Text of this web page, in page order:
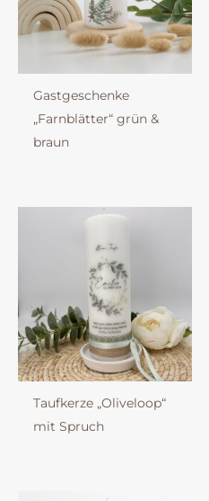
Gastgeschenke
„Farnblätter“ grün &
braun
Taufkerze „Oliveloop“
mit Spruch